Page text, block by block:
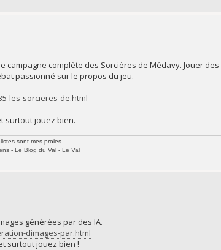
campagne complète des Sorcières de Médavy. Jouer
passionné sur le propos du jeu.
les-sorcieres-de.html
surtout jouez bien.
sont mes proies...
- Le Blog du Val - Le Val
générées par des IA.
dimages-par.html
surtout jouez bien !